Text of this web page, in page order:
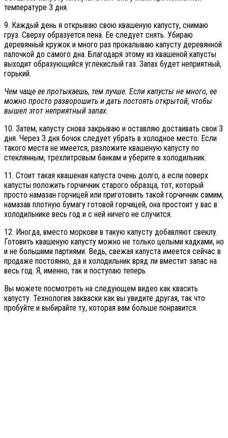
температуре 3 дня.
9. Каждый день я открываю свою квашеную капусту, снимаю
груз. Сверху образуется пена. Ее следует снять. Убираю
деревянный кружок и много раз прокалываю капусту деревянной
палочкой до самого дна. Благодаря этому из квашеной капусты
выходит образующийся углекислый газ. Запах будет неприятный,
горький.
Чем чаще ее протыкаешь, тем лучше. Если капусты не много, ее
можно просто разворошить и дать постоять открытой, чтобы
вышел этот неприятный запах.
10. Затем, капусту снова закрываю и оставляю достаивать свои 3
дня. Через 3 дня бочок следует убрать в холодное место. Если
такого места не имеется, разложите квашеную капусту по
стеклянным, трехлитровым банкам и уберите в холодильник.
11. Стоит такая квашеная капуста очень долго, а если поверх
капусты положить горчичник старого образца, тот, который
просто намазан горчицей или приготовить такой горчичник самим,
намазав плотную бумагу готовой горчицей, она простоит у вас в
холодильнике весь год и с ней ничего не случится.
12. Иногда, вместо моркови в такую капусту добавляют свеклу.
Готовить квашеную капусту можно не только целыми кадками, но
и не большими партиями. Ведь, свежая капуста имеется сейчас в
продаже постоянно, да и холодильник вряд ли вместит запас на
весь год. Я, именно, так и поступаю теперь.
Вы можете посмотреть на следующем видео как квасить
капусту. Технология закваски как вы увидите другая, так что
пробуйте и выбирайте ту, которая вам больше понравится.